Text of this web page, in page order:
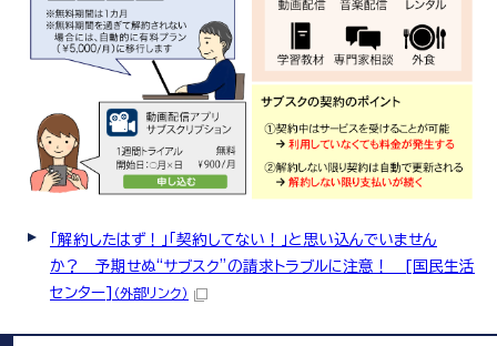
「解約したはず！」「契約してない！」と思い込んでいません
か？ 予期せぬ“サブスク”の請求トラブルに注意！ [国民生活
センター] （外部リンク）